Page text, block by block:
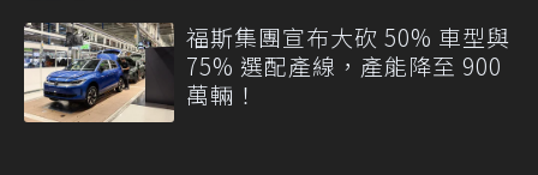
福斯集團宣布大砍 50% 車型與
75% 選配產線，產能降至 900
萬輛！